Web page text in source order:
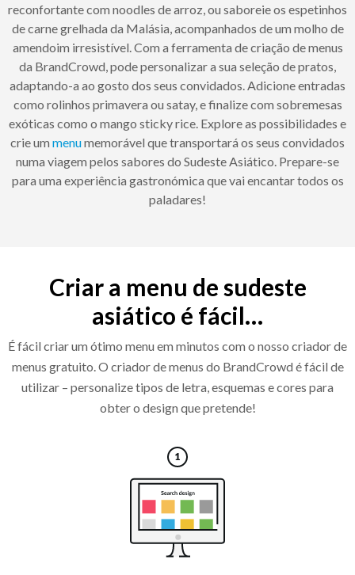
reconfortante com noodles de arroz, ou saboreie os espetinhos
de carne grelhada da Malásia, acompanhados de um molho de
amendoim irresistível. Com a ferramenta de criação de menus
da BrandCrowd, pode personalizar a sua seleção de pratos,
adaptando-a ao gosto dos seus convidados. Adicione entradas
como rolinhos primavera ou satay, e finalize com sobremesas
exóticas como o mango sticky rice. Explore as possibilidades e
crie um menumemorável que transportará os seus convidados
numa viagem pelos sabores do Sudeste Asiático. Prepare-se
para uma experiência gastronómica que vai encantar todos os
paladares!
Criar a menu de sudeste
asiático é fácil…
É fácil criar um ótimo menu em minutos com o nosso criador de
menus gratuito. O criador de menus do BrandCrowd é fácil de
utilizar – personalize tipos de letra, esquemas e cores para
obter o design que pretende!